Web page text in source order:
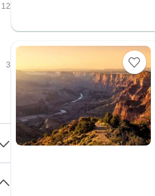
12
3